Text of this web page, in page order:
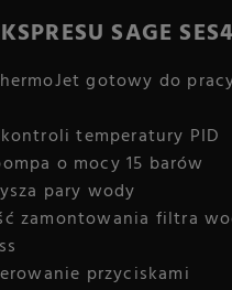
SAGE
gotowy do
temperatury PID
o mocy 15 barów
pary wody
zamontowania filtra
przyciskami